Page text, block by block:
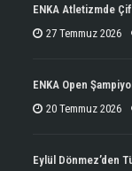
ENKA Atletizmde
27 Temmuz 2026
ENKA Open
20 Temmuz 2026
Eylül Dönmez’den